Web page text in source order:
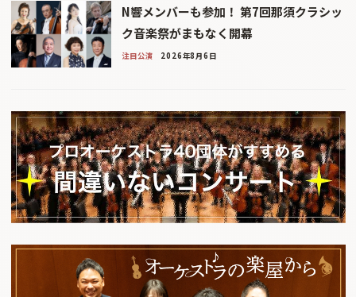
N響メンバーも参加！ 第7回那須クラシッ
ク音楽祭がまもなく開幕
注目公演 2026年8月6日